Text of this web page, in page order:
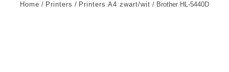
Home / Printers / Printers A4 zwart/wit / Brother HL-5440D